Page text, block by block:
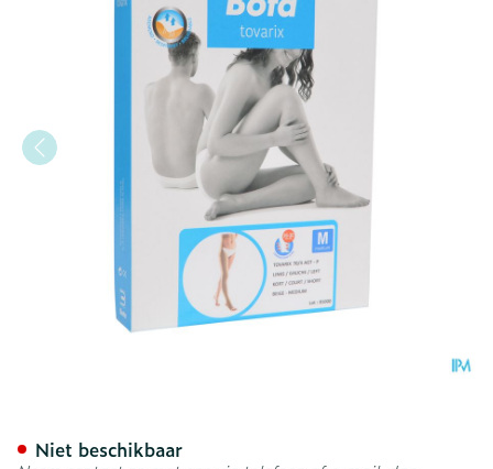
Niet beschikbaar